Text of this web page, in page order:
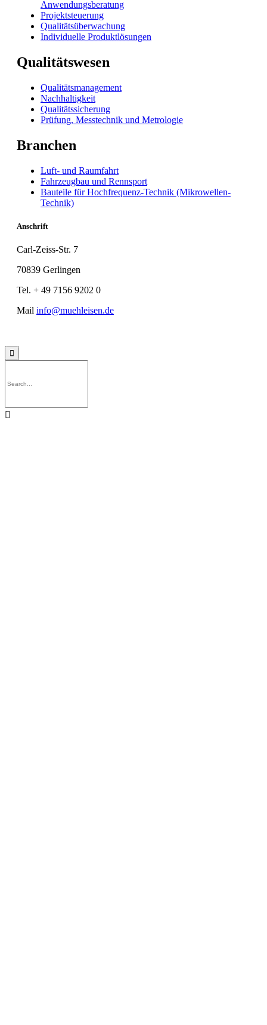
Anwendungsberatung
Projektsteuerung
Qualitätsüberwachung
Individuelle Produktlösungen
Qualitätswesen
Qualitätsmanagement
Nachhaltigkeit
Qualitätssicherung
Prüfung, Messtechnik und Metrologie
Branchen
Luft- und Raumfahrt
Fahrzeugbau und Rennsport
Bauteile für Hochfrequenz-Technik (Mikrowellen-
Technik)
Anschrift
Carl-Zeiss-Str. 7
70839 Gerlingen
Tel. + 49 7156 9202 0
Mail info@muehleisen.de

